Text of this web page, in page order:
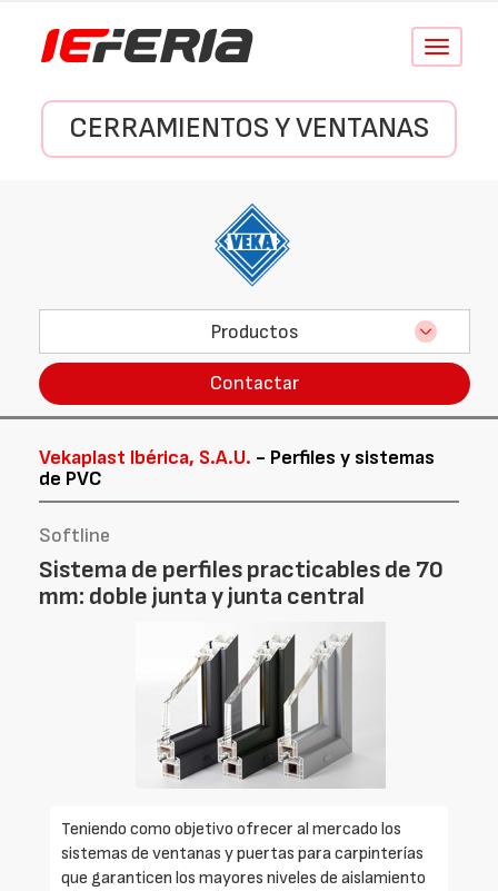
Conmutar
CERRAMIENTOS Y VENTANAS
Productos
Contactar
Vekaplast Ibérica, S.A.U. - Perfiles y sistemas
de PVC
Softline
Sistema de perfiles practicables de 70
mm: doble junta y junta central
Teniendo como objetivo ofrecer al mercado los
sistemas de ventanas y puertas para carpinterías
que garanticen los mayores niveles de aislamiento